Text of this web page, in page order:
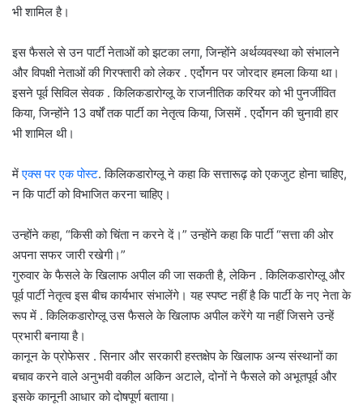
भी शामिल है।
इस फैसले से उन पार्टी नेताओं को झटका लगा, जिन्होंने अर्थव्यवस्था को संभालने
और विपक्षी नेताओं की गिरफ्तारी को लेकर . एर्दोगन पर जोरदार हमला किया था।
इसने पूर्व सिविल सेवक . किलिकडारोग्लू के राजनीतिक करियर को भी पुनर्जीवित
किया, जिन्होंने 13 वर्षों तक पार्टी का नेतृत्व किया, जिसमें . एर्दोगन की चुनावी हार
भी शामिल थी।
मेंएक्स पर एक पोस्ट. किलिकडारोग्लू ने कहा कि सत्तारूढ़ को एकजुट होना चाहिए,
न कि पार्टी को विभाजित करना चाहिए।
उन्होंने कहा, “किसी को चिंता न करने दें।” उन्होंने कहा कि पार्टी “सत्ता की ओर
अपना सफर जारी रखेगी।”
गुरुवार के फैसले के खिलाफ अपील की जा सकती है, लेकिन . किलिकडारोग्लू और
पूर्व पार्टी नेतृत्व इस बीच कार्यभार संभालेंगे। यह स्पष्ट नहीं है कि पार्टी के नए नेता के
रूप में . किलिकडारोग्लू उस फैसले के खिलाफ अपील करेंगे या नहीं जिसने उन्हें
प्रभारी बनाया है।
कानून के प्रोफेसर . सिनार और सरकारी हस्तक्षेप के खिलाफ अन्य संस्थानों का
बचाव करने वाले अनुभवी वकील अकिन अटाले, दोनों ने फैसले को अभूतपूर्व और
इसके कानूनी आधार को दोषपूर्ण बताया।